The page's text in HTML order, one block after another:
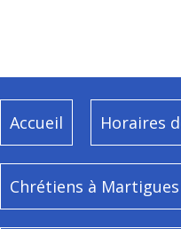
Accueil Horaires
Chrétiens à